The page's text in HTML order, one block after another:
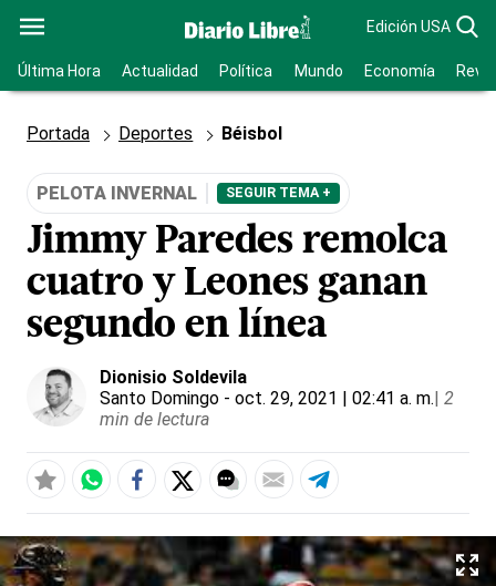
Edición USA
Última Hora Actualidad Política Mundo Economía
Portada Deportes Béisbol
PELOTA INVERNAL SEGUIR TEMA +
Jimmy Paredes remolca
cuatro y Leones ganan
segundo en línea
Dionisio Soldevila
Santo Domingo - oct. 29, 2021 | 02:41 a. m.| 2
min de lectura